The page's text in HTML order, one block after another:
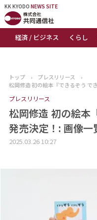
KK KYODO NEWS SITE
経済 / ビジネス くらし
KK KYODONEWS SITE
トップページ
ニュース
おすすめコンテンツ
出版物
トップ › プレスリリース
›
松岡修造 初の絵本『できるぞう で
プレスリリース
松岡修造 初の絵本
発売決定！: 画像一
2025.03.26 10:27